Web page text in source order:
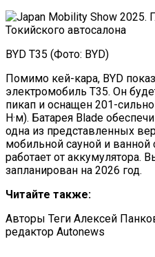
BYD T35 (Фото: BYD)
Помимо кей-кара, BYD
электромобиль T35. Он
пикап и оснащен 201-
Н·м). Батарея Blade
одна из представленных
мобильной сауной и
работает от аккумулятора.
запланирован на 2026 год.
Читайте также:
Авторы Теги Алексей
редактор Autonews